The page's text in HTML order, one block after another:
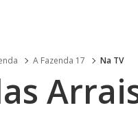
A Fazenda 17 Na TV